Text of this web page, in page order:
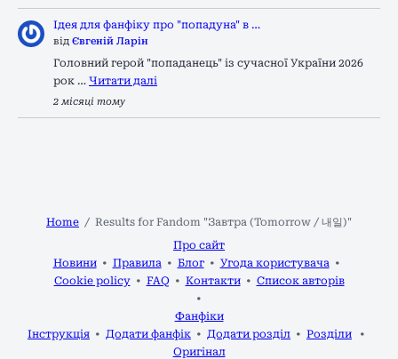
Ідея для фанфіку про "попадуна" в …
від Євгеній Ларін
Головний герой "попаданець" із сучасної України 2026
рок … Читати далі
2 місяці тому
Home
Results for Fandom "Завтра (Tomorrow / 내일)"
Про сайт
Новини
Правила Блог
Угода користувача
Cookie policy
FAQ Контакти Список авторів
Фанфіки
Інструкція
Додати фанфік Додати розділ
Розділи
Оригінал